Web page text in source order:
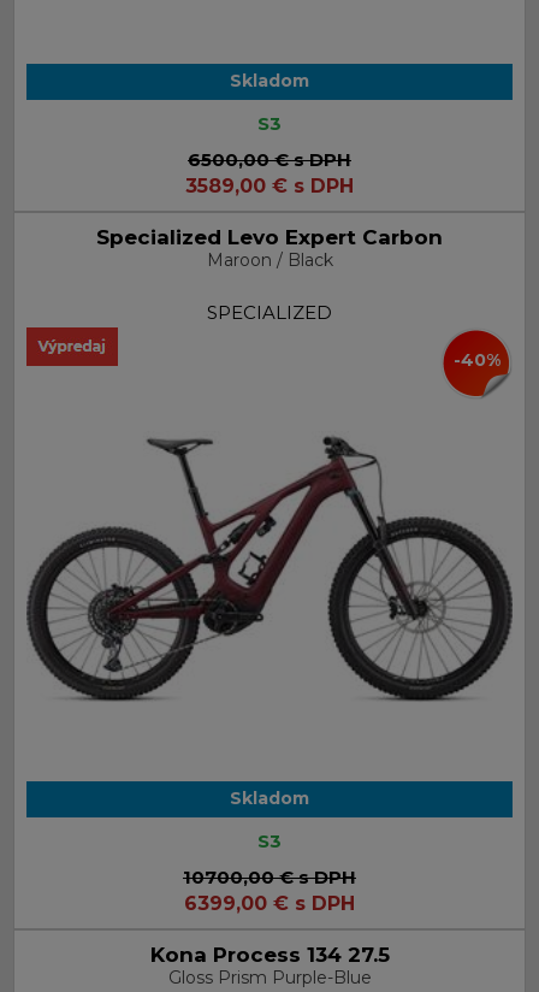
Skladom
S3
6500,00 €s DPH
3589,00 € s DPH
Specialized Levo Expert Carbon
Maroon / Black
SPECIALIZED
-40%
Skladom
S3
10700,00 €s DPH
6399,00 € s DPH
Kona Process 134 27.5
Gloss Prism Purple-Blue